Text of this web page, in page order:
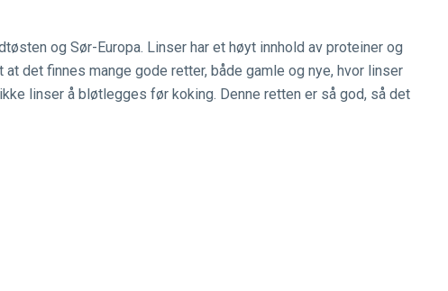
og Sør-Europa. Linser har et høyt innhold av proteiner og
det finnes mange gode retter, både gamle og nye, hvor linser
linser å bløtlegges før koking. Denne retten er så god, så det